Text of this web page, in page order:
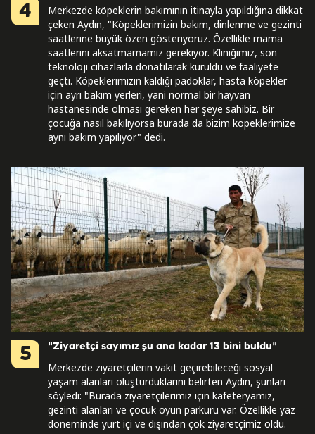
4
Merkezde köpeklerin bakımının itinayla yapıldığına dikkat
çeken Aydın, "Köpeklerimizin bakım, dinlenme ve gezinti
saatlerine büyük özen gösteriyoruz. Özellikle mama
saatlerini aksatmamamız gerekiyor. Kliniğimiz, son
teknoloji cihazlarla donatılarak kuruldu ve faaliyete
geçti. Köpeklerimizin kaldığı padoklar, hasta köpekler
için ayrı bakım yerleri, yani normal bir hayvan
hastanesinde olması gereken her şeye sahibiz. Bir
çocuğa nasıl bakılıyorsa burada da bizim köpeklerimize
aynı bakım yapılıyor" dedi.
5 "Ziyaretçi sayımız şu ana kadar 13 bini buldu"
Merkezde ziyaretçilerin vakit geçirebileceği sosyal
yaşam alanları oluşturduklarını belirten Aydın, şunları
söyledi: "Burada ziyaretçilerimiz için kafeteryamız,
gezinti alanları ve çocuk oyun parkuru var. Özellikle yaz
döneminde yurt içi ve dışından çok ziyaretçimiz oldu.